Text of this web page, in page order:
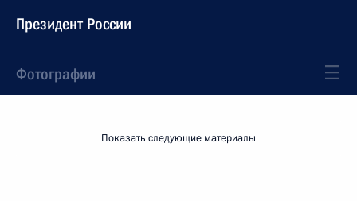
Президент России
Фотографии
Показать следующие материалы